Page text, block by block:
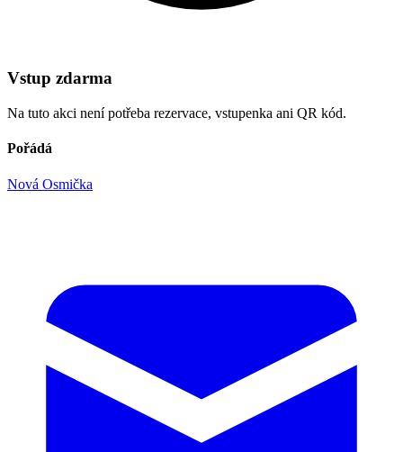
Vstup zdarma
Na tuto akci není potřeba rezervace, vstupenka ani QR kód.
Pořádá
Nová Osmička